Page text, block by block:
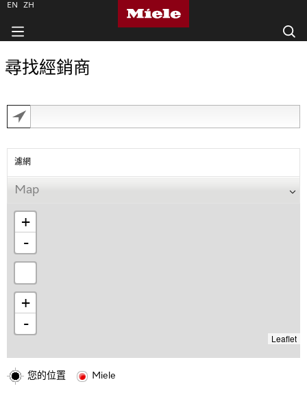
尋找經銷商
濾網
Map
+
-
+
-
Leaflet
您的位置 Miele
EN ZH